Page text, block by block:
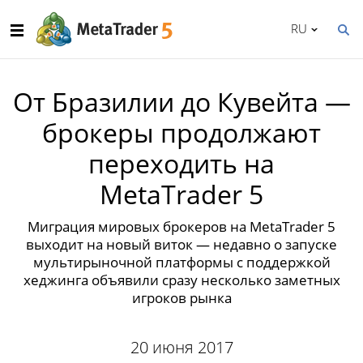
RU
От Бразилии до Кувейта —
брокеры продолжают
переходить на
MetaTrader 5
Миграция мировых брокеров на MetaTrader 5
выходит на новый виток — недавно о запуске
мультирыночной платформы с поддержкой
хеджинга объявили сразу несколько заметных
игроков рынка
20 июня 2017